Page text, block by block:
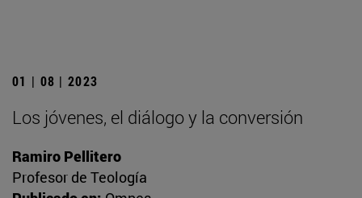
01 | 08 | 2023
Los jóvenes, el diálogo y la conversión
Ramiro Pellitero
Profesor de Teología